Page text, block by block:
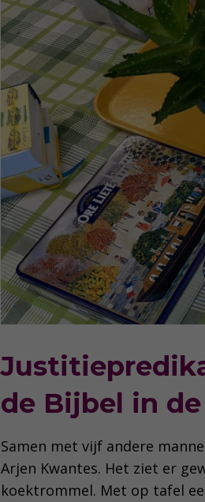
de Bijbel in
Samen met vijf andere
Arjen Kwantes. Het ziet er
koektrommel. Met op tafel